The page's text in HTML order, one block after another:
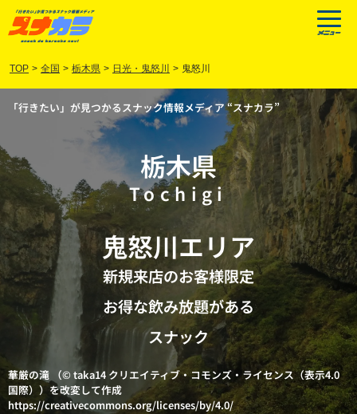
TOP > 全国 > 栃木県 > 日光・鬼怒川 > 鬼怒川
「行きたい」が見つかるスナック情報メディア “スナカラ”
栃木県
Tochigi
鬼怒川エリア
新規来店のお客様限定
お得な飲み放題がある
スナック
華厳の滝 （© taka14 クリエイティブ・コモンズ・ライセンス（表示4.0
国際））を改変して作成
https://creativecommons.org/licenses/by/4.0/